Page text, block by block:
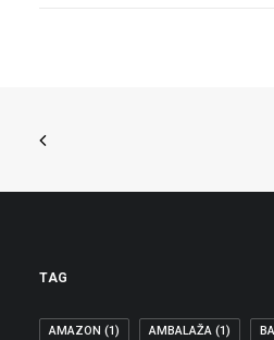
TAG
AMAZON (1) AMBALAŽA (1)